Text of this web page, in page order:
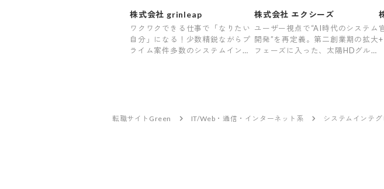
会社〜
100%
株式会社 grinleap
ワクワクできる仕事で「なりたい
自分」になる！少数精鋭ながらプ
ライム案件多数のシステムインテ
株式会社 エクシーズ
ユーザー視点で“AI時代のシステム
開発”を再定義。第二創業期の拡大
フェーズに入った、太陽HDグル
転職サイトGreen IT/Web・通信・インターネット系 システムインテ